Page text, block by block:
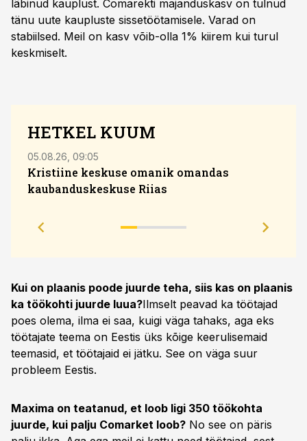
läbinud kauplust. Comarekti majanduskasv on tulnud
tänu uute kaupluste sissetöötamisele. Varad on
stabiilsed. Meil on kasv võib-olla 1% kiirem kui turul
keskmiselt.
HETKEL KUUM
05.08.26, 09:05
Kristiine keskuse omanik omandas
kaubanduskeskuse Riias
Kui on plaanis poode juurde teha, siis kas on plaanis
ka töökohti juurde luua?Ilmselt peavad ka töötajad
poes olema, ilma ei saa, kuigi väga tahaks, aga eks
töötajate teema on Eestis üks kõige keerulisemaid
teemasid, et töötajaid ei jätku. See on väga suur
probleem Eestis.
Maxima on teatanud, et loob ligi 350 töökohta
juurde, kui palju Comarket loob? No see on päris